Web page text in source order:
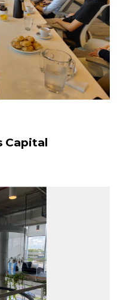
Capital